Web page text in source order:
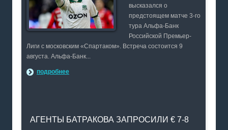
высказался о
предстоящем матче 3-го
тура Альфа-Банк
Российской Премьер-
Лиги с московским «Спартаком». Встреча состоится 9
августа. Альфа-Банк...
подробнее
АГЕНТЫ БАТРАКОВА ЗАПРОСИЛИ € 7-8